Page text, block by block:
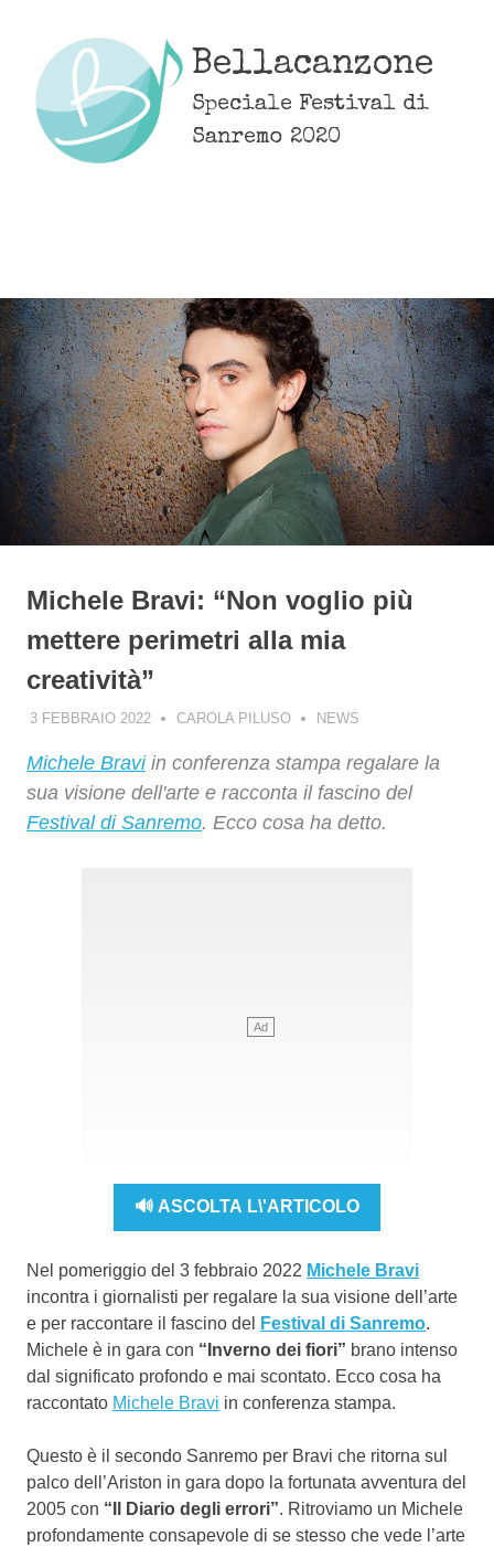
content
Bellacanzone
Speciale Festival di
Sanremo 2020
Michele Bravi: “Non voglio più
mettere perimetri alla mia
creatività”
3 FEBBRAIO 2022 CAROLA PILUSO NEWS
Michele Braviin conferenza stampa regalare la
sua visione dell'arte e racconta il fascino del
Festival di Sanremo. Ecco cosa ha detto.
🔊 ASCOLTA L\'ARTICOLO
Nel pomeriggio del 3 febbraio 2022 Michele Bravi
incontra i giornalisti per regalare la sua visione dell’arte
e per raccontare il fascino del
Festival di Sanremo.
Michele è in gara con “Inverno dei fiori” brano intenso
dal significato profondo e mai scontato. Ecco cosa ha
raccontato Michele Bravi in conferenza stampa.
Questo è il secondo Sanremo per Bravi che ritorna sul
palco dell’Ariston in gara dopo la fortunata avventura del
2005 con “Il Diario degli errori”. Ritroviamo un Michele
profondamente consapevole di se stesso che vede l’arte